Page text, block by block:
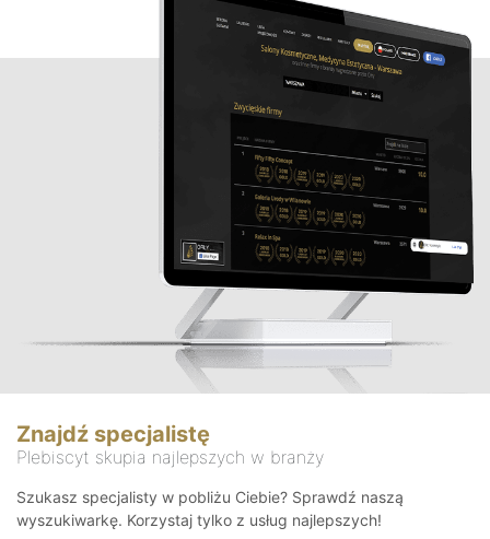
Znajdź specjalistę
Plebiscyt skupia najlepszych w branży
Szukasz specjalisty w pobliżu Ciebie? Sprawdź naszą
wyszukiwarkę. Korzystaj tylko z usług najlepszych!